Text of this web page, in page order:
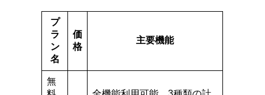
プ
ラ
ン
名
価
格
主要機能
無